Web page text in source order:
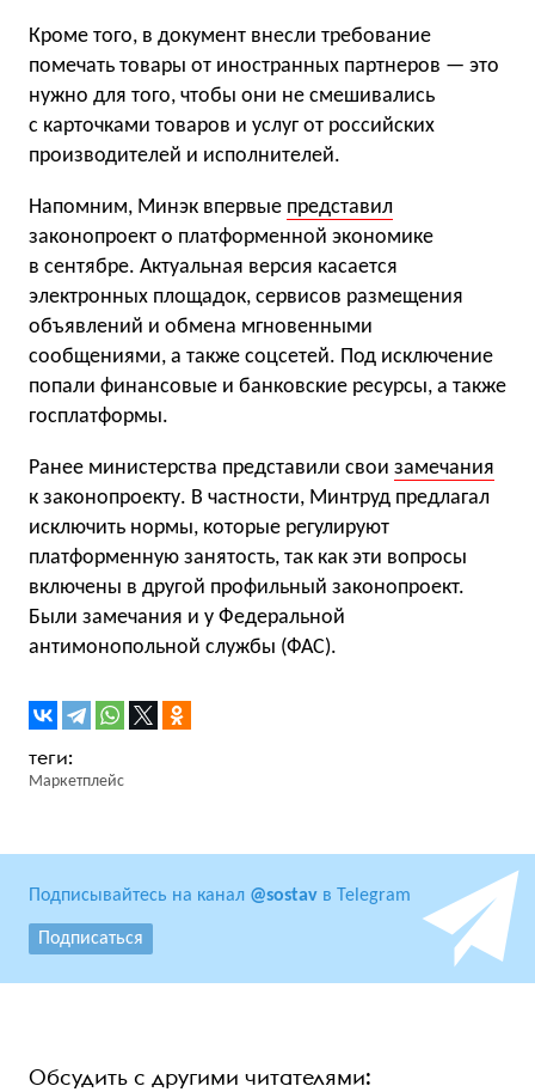
Кроме того, в документ внесли требование
помечать товары от иностранных партнеров — это
нужно для того, чтобы они не смешивались
с карточками товаров и услуг от российских
производителей и исполнителей.
Напомним, Минэк впервые представил
законопроект о платформенной экономике
в сентябре. Актуальная версия касается
электронных площадок, сервисов размещения
объявлений и обмена мгновенными
сообщениями, а также соцсетей. Под исключение
попали финансовые и банковские ресурсы, а также
госплатформы.
Ранее министерства представили свои замечания
к законопроекту. В частности, Минтруд предлагал
исключить нормы, которые регулируют
платформенную занятость, так как эти вопросы
включены в другой профильный законопроект.
Были замечания и у Федеральной
антимонопольной службы (ФАС).
Маркетплейс
Подписывайтесь на канал @sostav в Telegram
Подписаться
Обсудить с другими читателями: